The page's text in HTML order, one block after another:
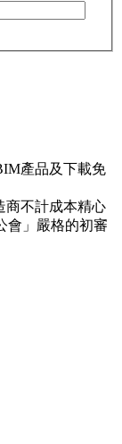
產品及下載免
商不計成本精心
會」嚴格的初審